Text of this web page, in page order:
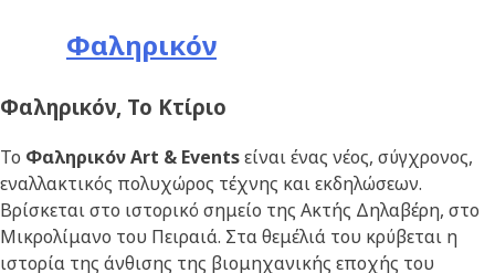
Φαληρικόν
Φαληρικόν, Το Κτίριο
To Φαληρικόν Art & Eventsείναι ένας νέος, σύγχρονος,
εναλλακτικός πολυχώρος τέχνης και εκδηλώσεων.
Βρίσκεται στο ιστορικό σημείο της Ακτής Δηλαβέρη, στο
Μικρολίμανο του Πειραιά. Στα θεμέλιά του κρύβεται η
ιστορία της άνθισης της βιομηχανικής εποχής του